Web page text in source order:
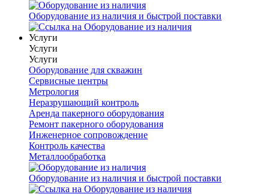
Оборудование из наличия и быстрой поставки
Услуги
Услуги
Услуги
Оборудование для скважин
Сервисные центры
Метрология
Неразрушающий контроль
Аренда пакерного оборудования
Ремонт пакерного оборудования
Инженерное сопровождение
Контроль качества
Металлообработка
Оборудование из наличия и быстрой поставки